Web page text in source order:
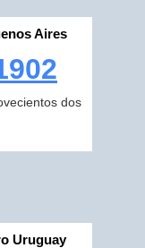
Aires
dos
Uruguay